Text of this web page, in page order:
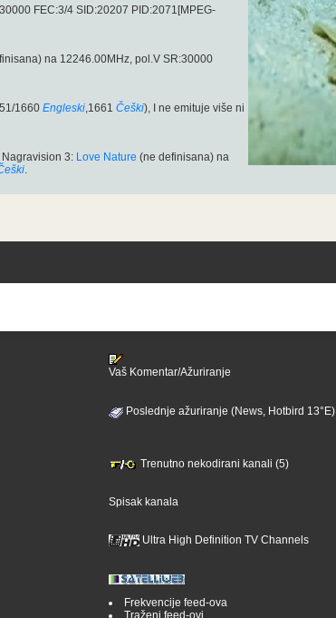
FEC:3/4 SID:20207 PID:2071[MPEG-
na 12246.00MHz, pol.V SR:30000
1660 Engleski,1661 Češki), I ne emituje više ni
3: Love Nature (ne definisana) na
.
Vaš Komentar/Ažuriranje
Poslednje ažuriranje (News, Hotbird 13°E)
Trenutno nekodirani kanali (5)
Spisak kanala
Ultra High Definition TV Channels
Frekvencije feed-ova
Traženi feed-ovi